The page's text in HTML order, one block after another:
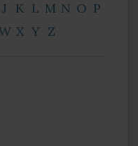
J K L M N O P
X Y Z